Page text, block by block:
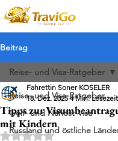
Beitrag
Reise- und Visa-Ratgeber
Golf- und Nahost-Visa
Russland und östliche
Reise- und Visa-Ratgeber
Tipps zur
mit Kindern
Fahrettin Soner KOSELER
18. Dez. 2025 4 Min. Lesezeit
Mit NaN von 5 Sternen